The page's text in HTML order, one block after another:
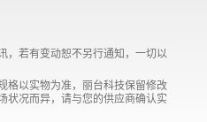
，若有变动恕不另行通知，一切以
格以实物为准，丽台科技保留修改
状况而异，请与您的供应商确认实